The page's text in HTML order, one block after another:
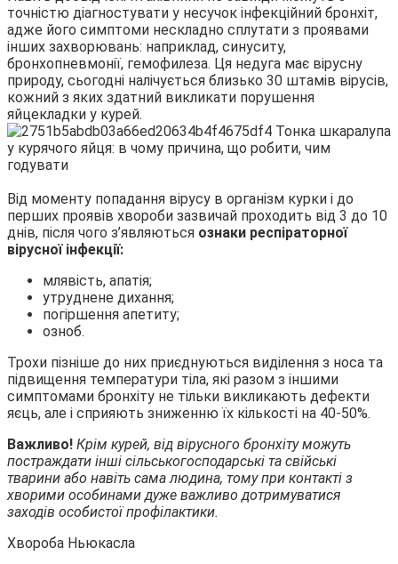
точністю діагностувати у несучок інфекційний бронхіт,
адже його симптоми нескладно сплутати з проявами
інших захворювань: наприклад, синуситу,
бронхопневмонії, гемофилеза. Ця недуга має вірусну
природу, сьогодні налічується близько 30 штамів вірусів,
кожний з яких здатний викликати порушення
яйцекладки у курей.
Від моменту попадання вірусу в організм курки і до
перших проявів хвороби зазвичай проходить від 3 до 10
днів, після чого з’являються ознаки респіраторної
вірусної інфекції:
млявість, апатія;
утруднене дихання;
погіршення апетиту;
озноб.
Трохи пізніше до них приєднуються виділення з носа та
підвищення температури тіла, які разом з іншими
симптомами бронхіту не тільки викликають дефекти
яєць, але і сприяють зниженню їх кількості на 40-50%.
Важливо! Крім курей, від вірусного бронхіту можуть
постраждати інші сільськогосподарські та свійські
тварини або навіть сама людина, тому при контакті з
хворими особинами дуже важливо дотримуватися
заходів особистої профілактики.
Хвороба Ньюкасла